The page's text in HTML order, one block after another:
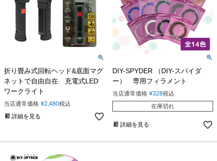
折り畳み式回転ヘッド&底面マグ
ネットで自由自在 充電式LED
ワークライト
当店通常価格 ¥2,480税込
詳細を見る
DIY-SPYDER （DIY-スパイダ
ー） 専用フィラメント
当店通常価格 ¥328税込
在庫切れ
詳細を見る